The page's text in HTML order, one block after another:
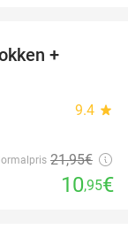
+
9.4 star
21,95€
10,95€